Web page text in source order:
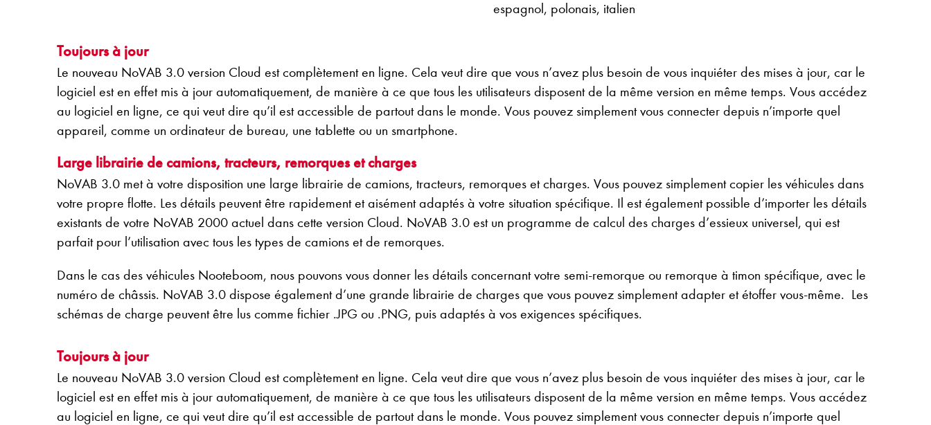
espagnol, polonais, italien
Toujours à jour
Le nouveau NoVAB 3.0 version Cloud est complètement en ligne. Cela veut dire que vous n’avez plus besoin de vous inquiéter des mises à jour, car le
logiciel est en effet mis à jour automatiquement, de manière à ce que tous les utilisateurs disposent de la même version en même temps. Vous accédez
au logiciel en ligne, ce qui veut dire qu’il est accessible de partout dans le monde. Vous pouvez simplement vous connecter depuis n’importe quel
appareil, comme un ordinateur de bureau, une tablette ou un smartphone.
Large librairie de camions, tracteurs, remorques et charges
NoVAB 3.0 met à votre disposition une large librairie de camions, tracteurs, remorques et charges. Vous pouvez simplement copier les véhicules dans
votre propre flotte. Les détails peuvent être rapidement et aisément adaptés à votre situation spécifique. Il est également possible d’importer les détails
existants de votre NoVAB 2000 actuel dans cette version Cloud. NoVAB 3.0 est un programme de calcul des charges d’essieux universel, qui est
parfait pour l’utilisation avec tous les types de camions et de remorques.
Dans le cas des véhicules Nooteboom, nous pouvons vous donner les détails concernant votre semi-remorque ou remorque à timon spécifique, avec le
numéro de châssis. NoVAB 3.0 dispose également d’une grande librairie de charges que vous pouvez simplement adapter et étoffer vous-même. Les
schémas de charge peuvent être lus comme fichier .JPG ou .PNG, puis adaptés à vos exigences spécifiques.
Toujours à jour
Le nouveau NoVAB 3.0 version Cloud est complètement en ligne. Cela veut dire que vous n’avez plus besoin de vous inquiéter des mises à jour, car le
logiciel est en effet mis à jour automatiquement, de manière à ce que tous les utilisateurs disposent de la même version en même temps. Vous accédez
au logiciel en ligne, ce qui veut dire qu’il est accessible de partout dans le monde. Vous pouvez simplement vous connecter depuis n’importe quel